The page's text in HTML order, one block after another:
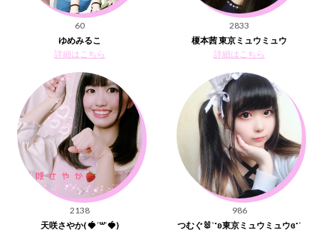
60
ゆめみるこ
詳細はこちら
2833
榎本茜 東京ミュウミュウ
詳細はこちら
2138
天咲さやか( 🍓´꒳`🍓)
986
つむぐ🐰˙˚ʚ東京ミュウミュウɞ˚˙